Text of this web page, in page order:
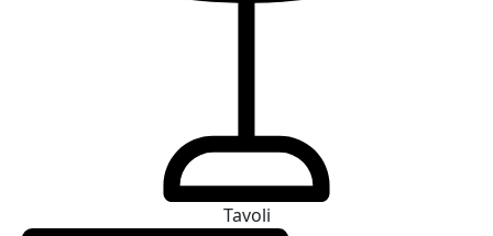
Tavoli